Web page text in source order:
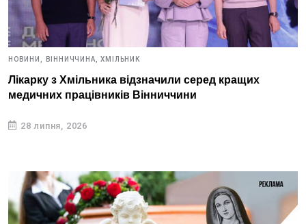
НОВИНИ, ВІННИЧЧИНА, ХМІЛЬНИК
Лікарку з Хмільника відзначили серед кращих
медичних працівників Вінниччини
28 липня, 2026